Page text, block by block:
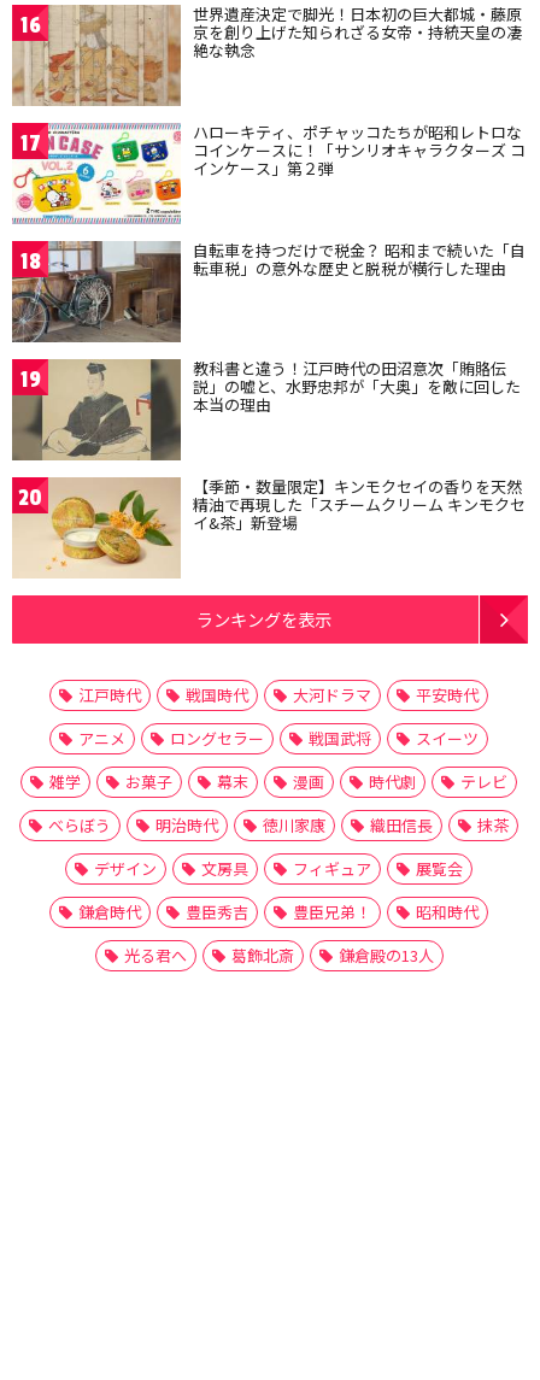
16 世界遺産決定で脚光！日本初の巨大都城・藤原
京を創り上げた知られざる女帝・持統天皇の凄
絶な執念
17 ハローキティ、ポチャッコたちが昭和レトロな
コインケースに！「サンリオキャラクターズ コ
インケース」第２弾
18 自転車を持つだけで税金？ 昭和まで続いた「自
転車税」の意外な歴史と脱税が横行した理由
19 教科書と違う！江戸時代の田沼意次「賄賂伝
説」の嘘と、水野忠邦が「大奥」を敵に回した
本当の理由
20 【季節・数量限定】キンモクセイの香りを天然
精油で再現した「スチームクリーム キンモクセ
イ&茶」新登場
ランキングを表示
江戸時代 戦国時代 大河ドラマ
平安時代
アニメ
ロングセラー 戦国武将
スイーツ
雑学
お菓子 幕末 漫画 時代劇
テレビ
べらぼう
明治時代 徳川家康 織田信長
抹茶
デザイン
文房具 フィギュア
展覧会
鎌倉時代
豊臣秀吉 豊臣兄弟！
昭和時代
光る君へ
葛飾北斎 鎌倉殿の13人